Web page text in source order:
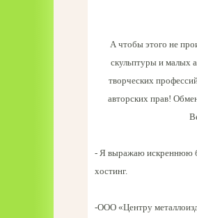
А чтобы этого не
скульптуры и малых
творческих
авторских прав!
- Я выражаю искреннюю
хостинг.
-ООО «Центру